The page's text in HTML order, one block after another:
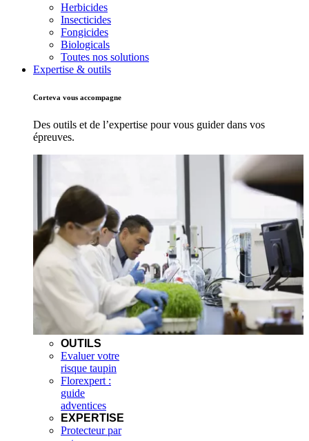
Herbicides
Insecticides
Fongicides
Biologicals
Toutes nos solutions
Expertise & outils
Corteva vous accompagne
Des outils et de l’expertise pour vous guider dans vos
épreuves.
OUTILS
Evaluer votre
risque taupin
Florexpert :
guide
adventices
EXPERTISE
Protecteur par